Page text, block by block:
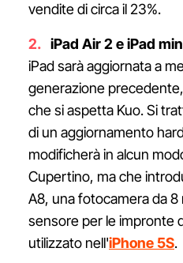
vendite di circa il 23%.
iPad Air 2 e iPad
iPad sarà aggiornata a
generazione
che si aspetta Kuo. Si
di un aggiornamento
modificherà in alcun
Cupertino, ma che
A8, una fotocamera da 8
sensore per le impronte
utilizzato nell'iPhone 5S.